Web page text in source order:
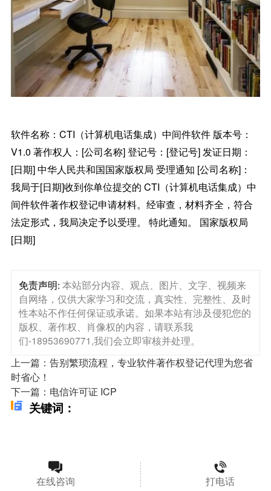
软件名称：CTI（计算机电话集成）中间件软件 版本号：
V1.0 著作权人：[公司名称] 登记号：[登记号] 发证日期：
[日期] 中华人民共和国国家版权局 受理通知 [公司名称]：
我局于[日期]收到你单位提交的 CTI（计算机电话集成）中
间件软件著作权登记申请材料。经审查，材料齐全，符合
法定形式，我局决定予以受理。 特此通知。 国家版权局
[日期]
免责声明: 本站部分内容、观点、图片、文字、视频来
自网络，仅供大家学习和交流，真实性、完整性、及时
性本站不作任何保证或承诺。如果本站有涉及侵犯您的
版权、著作权、肖像权的内容，请联系我
们-18953690771,我们会立即审核并处理。
上一篇：告别繁琐流程，专业软件著作权登记代理为您省
时省心！
下一篇：电信许可证 ICP
关键词：
在线咨询 打电话